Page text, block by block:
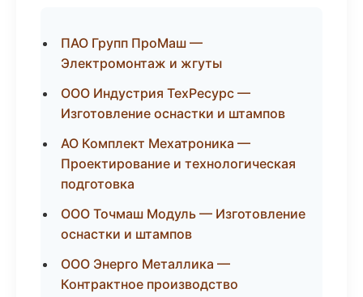
ПАО Групп ПроМаш —
Электромонтаж и жгуты
ООО Индустрия ТехРесурс —
Изготовление оснастки и штампов
АО Комплект Мехатроника —
Проектирование и технологическая
подготовка
ООО Точмаш Модуль — Изготовление
оснастки и штампов
ООО Энерго Металлика —
Контрактное производство